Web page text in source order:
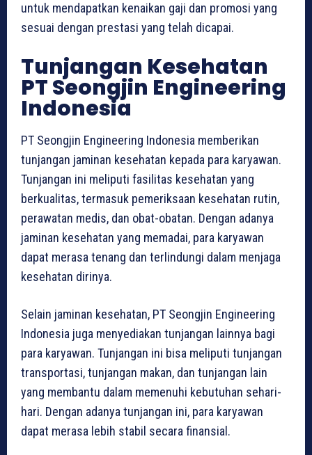
untuk mendapatkan kenaikan gaji dan promosi yang
sesuai dengan prestasi yang telah dicapai.
Tunjangan Kesehatan
PT Seongjin Engineering
Indonesia
PT Seongjin Engineering Indonesia memberikan
tunjangan jaminan kesehatan kepada para karyawan.
Tunjangan ini meliputi fasilitas kesehatan yang
berkualitas, termasuk pemeriksaan kesehatan rutin,
perawatan medis, dan obat-obatan. Dengan adanya
jaminan kesehatan yang memadai, para karyawan
dapat merasa tenang dan terlindungi dalam menjaga
kesehatan dirinya.
Selain jaminan kesehatan, PT Seongjin Engineering
Indonesia juga menyediakan tunjangan lainnya bagi
para karyawan. Tunjangan ini bisa meliputi tunjangan
transportasi, tunjangan makan, dan tunjangan lain
yang membantu dalam memenuhi kebutuhan sehari-
hari. Dengan adanya tunjangan ini, para karyawan
dapat merasa lebih stabil secara finansial.